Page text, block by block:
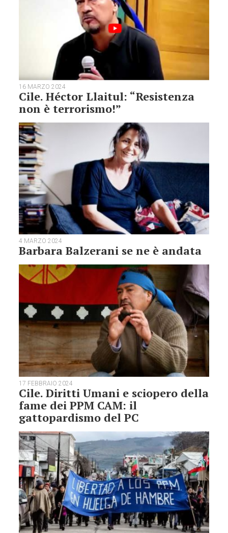
16 MARZO 2024
Cile. Héctor Llaitul: “Resistenza
non è terrorismo!”
4 MARZO 2024
Barbara Balzerani se ne è andata
17 FEBBRAIO 2024
Cile. Diritti Umani e sciopero della
fame dei PPM CAM: il
gattopardismo del PC